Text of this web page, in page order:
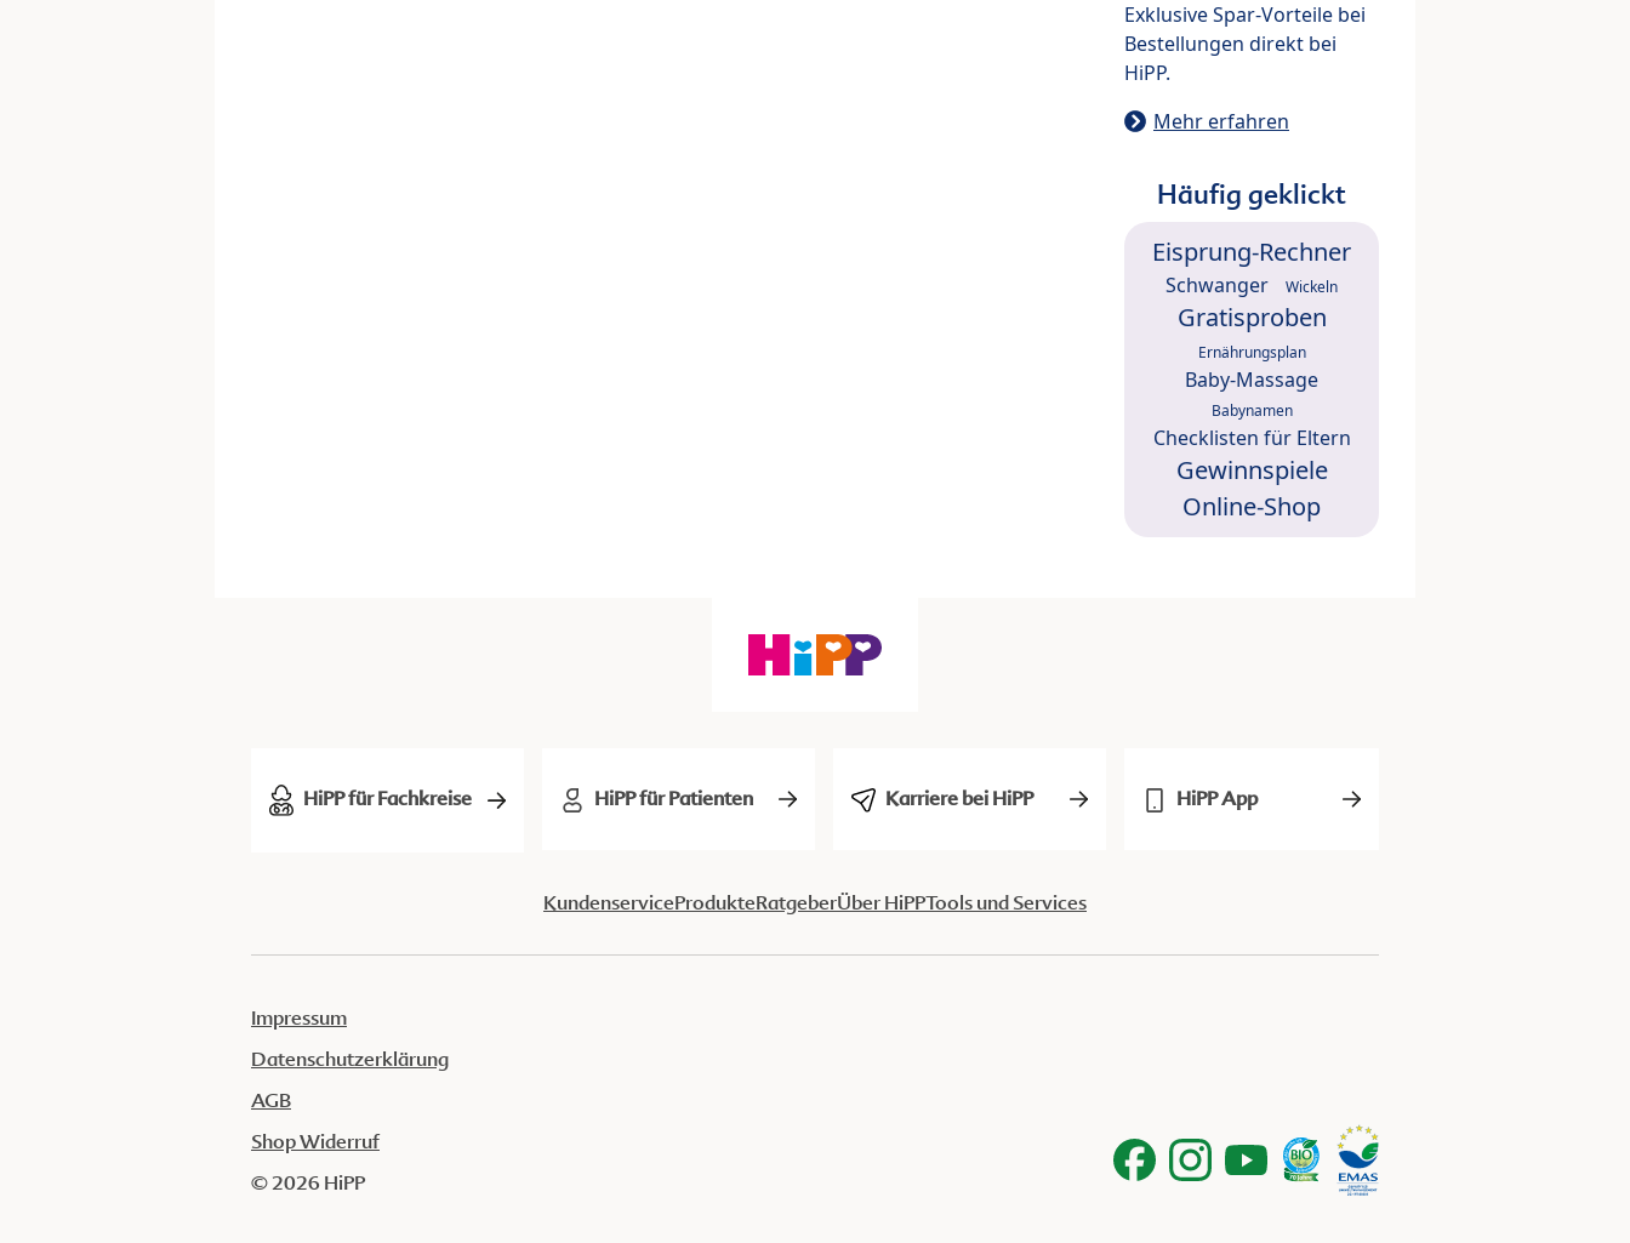
Exklusive Spar-Vorteile bei
Bestellungen direkt bei
HiPP.
Mehr erfahren
Häufig geklickt
Eisprung-Rechner
Schwanger Wickeln
Gratisproben
Ernährungsplan
Baby-Massage
Babynamen
Checklisten für Eltern
Gewinnspiele
Online-Shop
HiPP für Fachkreise HiPP für Patienten Karriere bei HiPP HiPP App
KundenserviceProdukteRatgeberÜber HiPPTools und Services
Impressum
Datenschutzerklärung
AGB
Shop Widerruf
© 2026 HiPP